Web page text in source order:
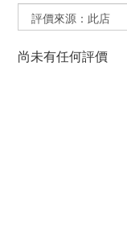
尚未有任何評價